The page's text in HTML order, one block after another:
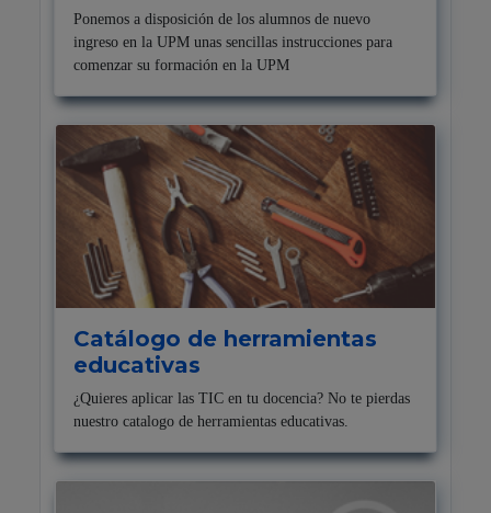
Ponemos a disposición de los alumnos de nuevo
ingreso en la UPM unas sencillas instrucciones para
comenzar su formación en la UPM
Catálogo de herramientas
educativas
¿Quieres aplicar las TIC en tu docencia? No te pierdas
nuestro catalogo de herramientas educativas.